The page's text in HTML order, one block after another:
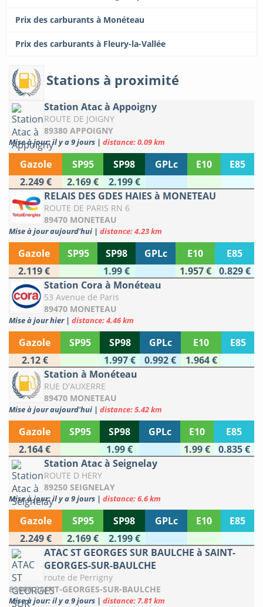
Prix des carburants à Monéteau
Prix des carburants à Fleury-la-Vallée
Stations à proximité
Station Atac à Appoigny
ROUTE DE JOIGNY
89380 APPOIGNY
Mise à jour: il y a 9 jours | distance: 0.09 km
Gazole SP95 SP98 GPLc E10
E85
2.249 €
2.169 €
2.199 €
RELAIS DES GDES HAIES à MONETEAU
ROUTE DE PARIS RN 6
89470 MONETEAU
Mise à jour aujourd'hui | distance: 4.23 km
Gazole SP95 SP98 GPLc E10
E85
2.119 €
1.99 € 1.957 €
0.829 €
Station Cora à Monéteau
53 Avenue de Paris
89470 MONETEAU
Mise à jour hier | distance: 4.46 km
Gazole SP95 SP98 GPLc E10
E85
2.12 €
1.997 € 0.992 €
1.964 €
Station à Monéteau
RUE D'AUXERRE
89470 MONETEAU
Mise à jour aujourd'hui | distance: 5.42 km
Gazole SP95 SP98 GPLc E10
E85
2.164 €
1.99 € 1.99 €
0.835 €
Station Atac à Seignelay
ROUTE D HERY
89250 SEIGNELAY
Mise à jour: il y a 9 jours | distance: 6.6 km
Gazole SP95 SP98 GPLc E10
E85
2.249 €
2.169 €
2.199 €
ATAC ST GEORGES SUR BAULCHE à SAINT-
GEORGES-SUR-BAULCHE
route de Perrigny
89000 SAINT-GEORGES-SUR-BAULCHE
Mise à jour: il y a 9 jours | distance: 7.81 km